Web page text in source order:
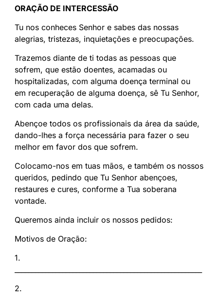
ORAÇÃO DE INTERCESSÃO
Tu nos conheces Senhor e sabes das nossas
alegrias, tristezas, inquietações e preocupações.
Trazemos diante de ti todas as pessoas que
sofrem, que estão doentes, acamadas ou
hospitalizadas, com alguma doença terminal ou
em recuperação de alguma doença, sê Tu Senhor,
com cada uma delas.
Abençoe todos os profissionais da área da saúde,
dando-lhes a força necessária para fazer o seu
melhor em favor dos que sofrem.
Colocamo-nos em tuas mãos, e também os nossos
queridos, pedindo que Tu Senhor abençoes,
restaures e cures, conforme a Tua soberana
vontade.
Queremos ainda incluir os nossos pedidos:
Motivos de Oração:
1.
2.